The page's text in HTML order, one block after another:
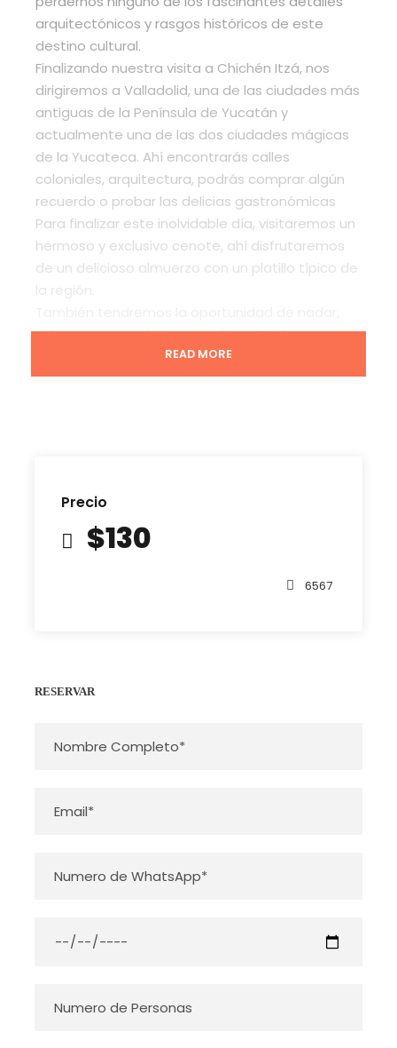
Precio
$130
6567
RESERVAR
arquitectónicos y rasgos históricos de este
destino cultural.
Finalizando nuestra visita a Chichén Itzá, nos
dirigiremos a Valladolid, una de las ciudades más
antiguas de la Península de Yucatán y
actualmente una de las dos ciudades mágicas
de la Yucateca. Ahí encontrarás calles
coloniales, arquitectura, podrás comprar algún
recuerdo o probar las delicias gastronómicas
Para finalizar este inolvidable día, visitaremos un
hermoso y exclusivo cenote, ahí disfrutaremos
de un delicioso almuerzo con un platillo típico de
la región.
refrescarnos y relajarnos en las cristalinas aguas
de esta cueva subterránea, zona emblemática
de la Península de Yucatán.
READ MORE